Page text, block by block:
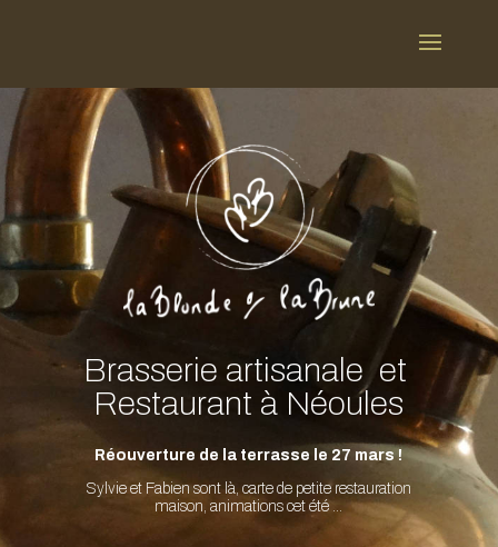
Brasserie artisanale et
Restaurant à Néoules
Réouverture de la terrasse le 27 mars !
Sylvie et Fabien sont là, carte de petite restauration
maison, animations cet été …